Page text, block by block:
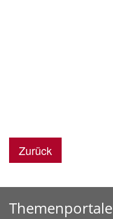
Zurück
Themenportale